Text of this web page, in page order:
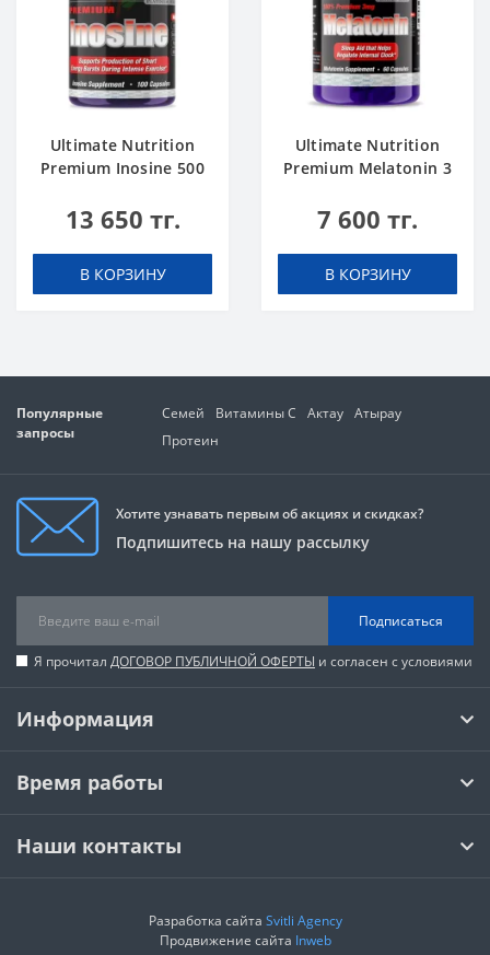
Ultimate Nutrition
Premium Inosine 500
13 650 тг.
В КОРЗИНУ
Ultimate Nutrition
Premium Melatonin 3
7 600 тг.
В КОРЗИНУ
Популярные
запросы
Семей Витамины C Актау
Атырау
Протеин
Хотите узнавать первым об акциях и скидках?
Подпишитесь на нашу рассылку
Подписаться
Я прочитал ДОГОВОР ПУБЛИЧНОЙ ОФЕРТЫ и согласен с условиями
Информация
Время работы
Наши контакты
Разработка сайта Svitli Agency
Продвижение сайта Inweb